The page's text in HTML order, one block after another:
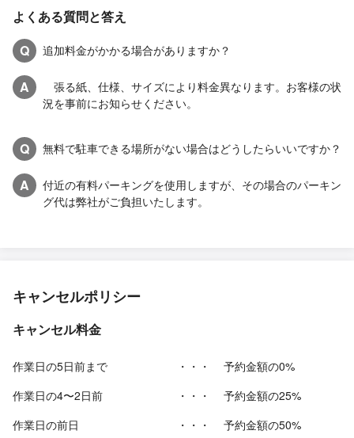
よくある質問と答え
Q
追加料金がかかる場合がありますか？
A
張る紙、仕様、サイズにより料金異なります。お客様の状
況を事前にお知らせください。
Q 無料で駐車できる場所がない場合はどうしたらいいですか？
A
付近の有料パーキングを使用しますが、その場合のパーキン
グ代は弊社がご負担いたします。
キャンセルポリシー
キャンセル料金
作業日の5日前まで ・・・
予約金額の0%
作業日の4〜2日前
・・・
予約金額の25%
作業日の前日
・・・
予約金額の50%